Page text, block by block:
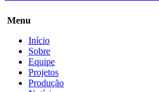
Menu
Início
Sobre
Equipe
Projetos
Produção